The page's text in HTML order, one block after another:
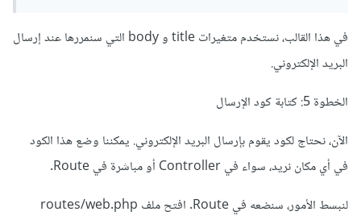
في هذا القالب، نستخدم متغيرات title و body التي سنمررها عند إرسال
البريد الإلكتروني.
الخطوة 5: كتابة كود الإرسال
الآن، نحتاج لكود يقوم بإرسال البريد الإلكتروني. يمكننا وضع هذا الكود
في أي مكان نريد، سواء في Controller أو مباشرة في Route.
لنبسط الأمور، سنضعه في Route. افتح ملف routes/web.php